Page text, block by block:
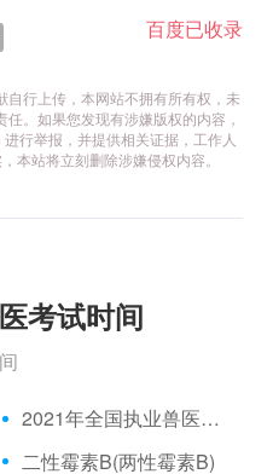
百度已收录
行上传，本网站不拥有所有权，未
。如果您发现有涉嫌版权的内容，
行举报，并提供相关证据，工作人
本站将立刻删除涉嫌侵权内容。
考试时间
2021年全国执业兽医资格考试真题
二性霉素B(两性霉素B)